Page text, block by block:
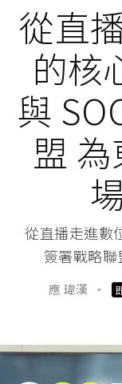
從直
的核
與
盟
從直播走進數
簽署戰略
應 瑋漢 ·